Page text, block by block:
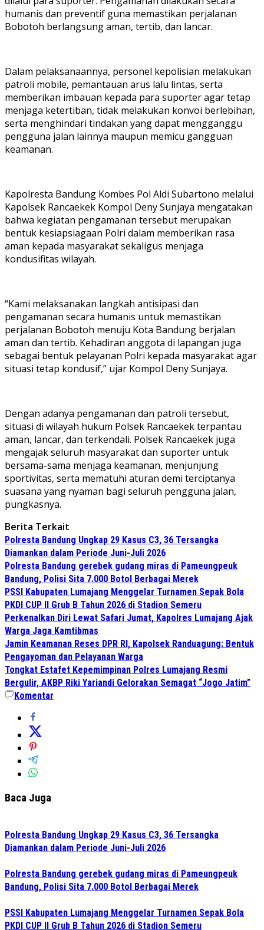
humanis dan preventif guna memastikan perjalanan
Bobotoh berlangsung aman, tertib, dan lancar.
Dalam pelaksanaannya, personel kepolisian melakukan
patroli mobile, pemantauan arus lalu lintas, serta
memberikan imbauan kepada para suporter agar tetap
menjaga ketertiban, tidak melakukan konvoi berlebihan,
serta menghindari tindakan yang dapat mengganggu
pengguna jalan lainnya maupun memicu gangguan
keamanan.
Kapolresta Bandung Kombes Pol Aldi Subartono melalui
Kapolsek Rancaekek Kompol Deny Sunjaya mengatakan
bahwa kegiatan pengamanan tersebut merupakan
bentuk kesiapsiagaan Polri dalam memberikan rasa
aman kepada masyarakat sekaligus menjaga
kondusifitas wilayah.
“Kami melaksanakan langkah antisipasi dan
pengamanan secara humanis untuk memastikan
perjalanan Bobotoh menuju Kota Bandung berjalan
aman dan tertib. Kehadiran anggota di lapangan juga
sebagai bentuk pelayanan Polri kepada masyarakat agar
situasi tetap kondusif,” ujar Kompol Deny Sunjaya.
Dengan adanya pengamanan dan patroli tersebut,
situasi di wilayah hukum Polsek Rancaekek terpantau
aman, lancar, dan terkendali. Polsek Rancaekek juga
mengajak seluruh masyarakat dan suporter untuk
bersama-sama menjaga keamanan, menjunjung
sportivitas, serta mematuhi aturan demi terciptanya
suasana yang nyaman bagi seluruh pengguna jalan,
pungkasnya.
Berita Terkait
Polresta Bandung Ungkap 29 Kasus C3, 36 Tersangka
Diamankan dalam Periode Juni-Juli 2026
Polresta Bandung gerebek gudang miras di Pameungpeuk
Bandung, Polisi Sita 7.000 Botol Berbagai Merek
PSSI Kabupaten Lumajang Menggelar Turnamen Sepak Bola
PKDI CUP II Grub B Tahun 2026 di Stadion Semeru
Perkenalkan Diri Lewat Safari Jumat, Kapolres Lumajang Ajak
Warga Jaga Kamtibmas
Jamin Keamanan Reses DPR RI, Kapolsek Randuagung: Bentuk
Pengayoman dan Pelayanan Warga
Tongkat Estafet Kepemimpinan Polres Lumajang Resmi
Bergulir, AKBP Riki Yariandi Gelorakan Semagat “Jogo Jatim”
Komentar
Baca Juga
Polresta Bandung Ungkap 29 Kasus C3, 36 Tersangka
Diamankan dalam Periode Juni-Juli 2026
Polresta Bandung gerebek gudang miras di Pameungpeuk
Bandung, Polisi Sita 7.000 Botol Berbagai Merek
PSSI Kabupaten Lumajang Menggelar Turnamen Sepak Bola
PKDI CUP II Grub B Tahun 2026 di Stadion Semeru